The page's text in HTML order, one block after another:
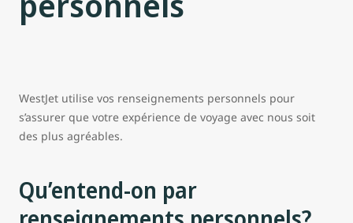
WestJet utilise vos renseignements personnels pour
s’assurer que votre expérience de voyage avec nous soit
des plus agréables.
Qu’entend-on par